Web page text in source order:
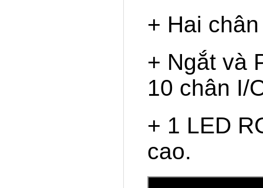
+ Hai
+ Ngắt và
10 chân I/
+ 1 LED
cao.